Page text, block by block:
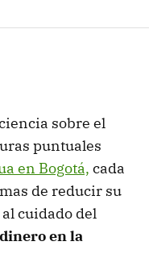
sobre el
puntuales
en Bogotá, cada
de reducir su
cuidado del
en la